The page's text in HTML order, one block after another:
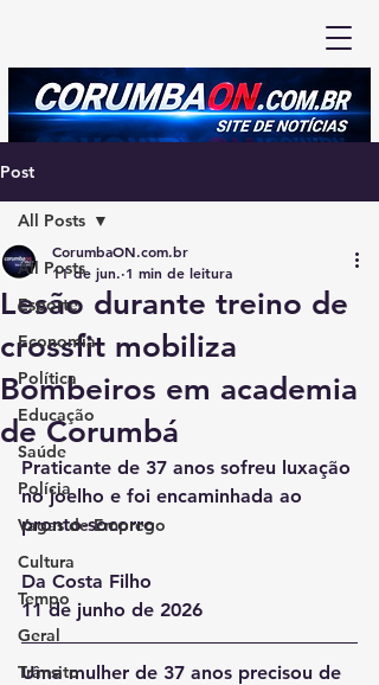
Post
All Posts
Esporte
Economia
Política
Educação
Saúde
Polícia
Vagas de Emprego
Cultura
Tempo
Geral
Trânsito
All Posts
Lesão durante treino de
crossfit mobiliza
Bombeiros em academia
de Corumbá
CorumbaON.com.br
11 de jun. 1 min de leitura
Praticante de 37 anos sofreu luxação
no joelho e foi encaminhada ao
pronto-socorro
Da Costa Filho
11 de junho de 2026
Uma mulher de 37 anos precisou de